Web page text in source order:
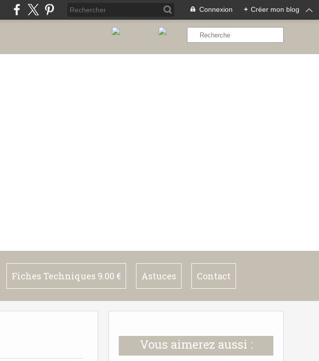
Connexion + Créer mon blog
Fiches Techniques 9.00 € Astuces Contact
Vous aimerez aussi :